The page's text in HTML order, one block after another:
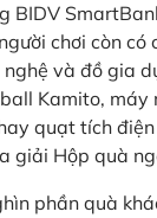
BIDV
chơi còn có
và đồ gia
Kamito, máy
quạt tích
giải Hộp quà
phần quà